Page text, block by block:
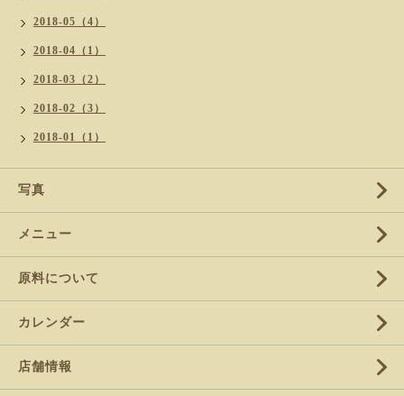
2018-05（4）
2018-04（1）
2018-03（2）
2018-02（3）
2018-01（1）
写真
メニュー
原料について
カレンダー
店舗情報